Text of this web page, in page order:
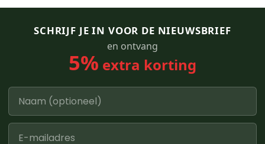
SCHRIJF JE IN VOOR DE NIEUWSBRIEF
en ontvang
5% extra korting